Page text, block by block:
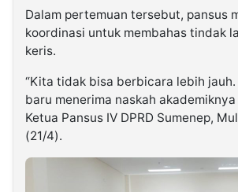
Dalam pertemuan tersebut, pansus
koordinasi untuk membahas tindak
keris.
“Kita tidak bisa berbicara lebih
baru menerima naskah akademiknya
Ketua Pansus IV DPRD Sumenep,
(21/4).